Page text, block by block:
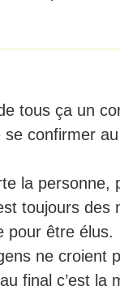
tous ça un
confirmer
la personne,
toujours des
pour être élus.
ne croient
final c’est la